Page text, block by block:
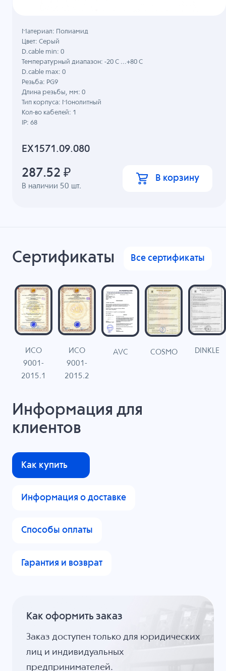
EX1571.09.080
В наличии 50 шт.
Материал: Полиамид
Цвет: Серый
D.cable min: 0
Температурный диапазон: -20 C ...+80 C
D.cable max: 0
Резьба: PG9
Длина резьбы, мм: 0
Тип корпуса: Монолитный
Кол-во кабелей: 1
IP: 68
287.52 ₽ В корзину
Сертификаты Все сертификаты
ИСО
9001-
2015.1
ИСО
9001-
2015.2
AVC COSMO DINKLE
Информация для
клиентов
Как купить
Информация о доставке
Способы оплаты
Гарантия и возврат
Как оформить заказ
Заказ доступен только для юридических
лиц и индивидуальных
предпринимателей.